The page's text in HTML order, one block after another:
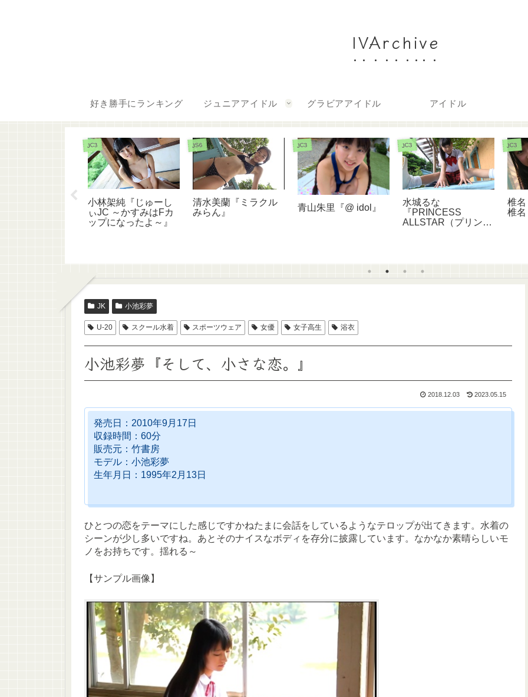
IVArchive
好き勝手にランキング ジュニアアイドル グラビアアイドル アイドル
JC3
小林架純『じゅーし
ぃJC ～かすみはFカ
ップになったよ～』
JS6
清水美蘭『ミラクル
みらん』
JC3
青山朱里『@ idol』
JC3
水城るな
『PRINCESS
ALLSTAR（プリンセ
JC3
椎
椎名
JK 小池彩夢
U-20 スクール水着 スポーツウェア 女優 女子高生 浴衣
小池彩夢『そして、小さな恋。』
2018.12.03 2023.05.15
発売日：2010年9月17日
収録時間：60分
販売元：竹書房
モデル：小池彩夢
生年月日：1995年2月13日
ひとつの恋をテーマにした感じですかねたまに会話をしているようなテロップが出てきます。水着の
シーンが少し多いですね。あとそのナイスなボディを存分に披露しています。なかなか素晴らしいモ
ノをお持ちです。揺れる～
【サンプル画像】